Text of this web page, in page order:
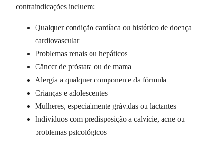
contraindicações incluem:
Qualquer condição cardíaca ou histórico de doença
cardiovascular
Problemas renais ou hepáticos
Câncer de próstata ou de mama
Alergia a qualquer componente da fórmula
Crianças e adolescentes
Mulheres, especialmente grávidas ou lactantes
Indivíduos com predisposição a calvície, acne ou
problemas psicológicos